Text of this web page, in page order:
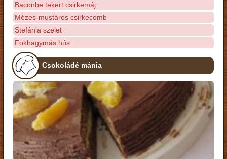
Baconbe tekert csirkemáj
Mézes-mustáros csirkecomb
Stefánia szelet
Fokhagymás hús
Csokoládé mánia